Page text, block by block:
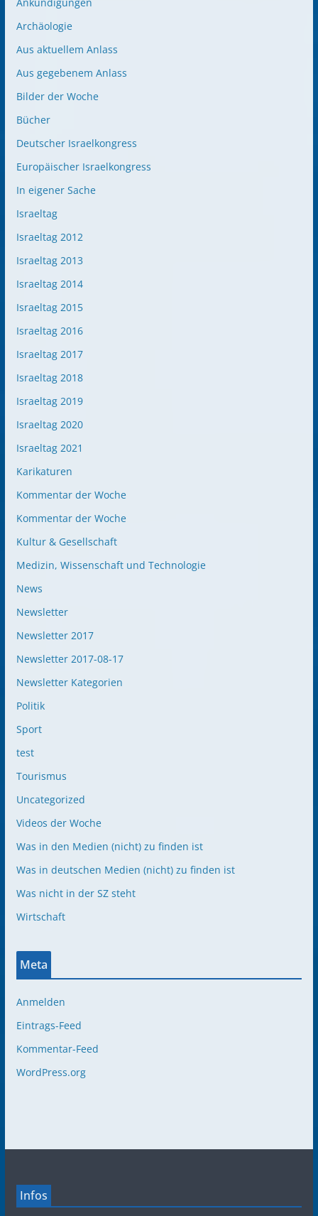
Archäologie
Aus aktuellem Anlass
Aus gegebenem Anlass
Bilder der Woche
Bücher
Deutscher Israelkongress
Europäischer Israelkongress
In eigener Sache
Israeltag
Israeltag 2012
Israeltag 2013
Israeltag 2014
Israeltag 2015
Israeltag 2016
Israeltag 2017
Israeltag 2018
Israeltag 2019
Israeltag 2020
Israeltag 2021
Karikaturen
Kommentar der Woche
Kommentar der Woche
Kultur & Gesellschaft
Medizin, Wissenschaft und Technologie
News
Newsletter
Newsletter 2017
Newsletter 2017-08-17
Newsletter Kategorien
Politik
Sport
test
Tourismus
Uncategorized
Videos der Woche
Was in den Medien (nicht) zu finden ist
Was in deutschen Medien (nicht) zu finden ist
Was nicht in der SZ steht
Wirtschaft
Meta
Anmelden
Eintrags-Feed
Kommentar-Feed
WordPress.org
Infos